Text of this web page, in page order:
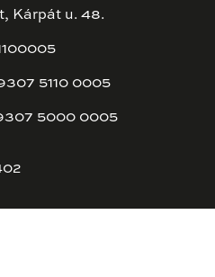
Kárpát u. 48.
5110 0005
5000 0005